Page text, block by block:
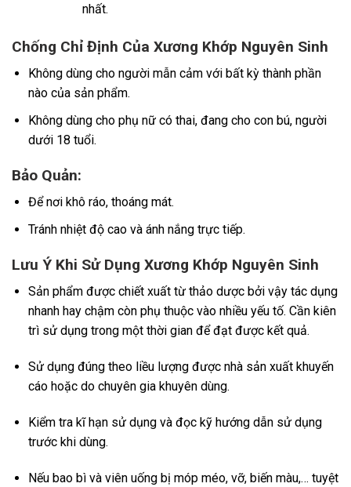
nhất.
Chống Chỉ Định Của Xương Khớp Nguyên Sinh
Không dùng cho người mẫn cảm với bất kỳ thành phần
nào của sản phẩm.
Không dùng cho phụ nữ có thai, đang cho con bú, người
dưới 18 tuổi.
Bảo Quản:
Để nơi khô ráo, thoáng mát.
Tránh nhiệt độ cao và ánh nắng trực tiếp.
Lưu Ý Khi Sử Dụng Xương Khớp Nguyên Sinh
Sản phẩm được chiết xuất từ thảo dược bởi vậy tác dụng
nhanh hay chậm còn phụ thuộc vào nhiều yếu tố. Cần kiên
trì sử dụng trong một thời gian để đạt được kết quả.
Sử dụng đúng theo liều lượng được nhà sản xuất khuyến
cáo hoặc do chuyên gia khuyên dùng.
Kiểm tra kĩ hạn sử dụng và đọc kỹ hướng dẫn sử dụng
trước khi dùng.
Nếu bao bì và viên uống bị móp méo, vỡ, biến màu,… tuyệt